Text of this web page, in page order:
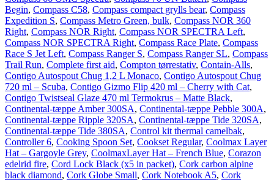
Begin, Compass C58, Compass compact grylls bear, Compass
Expedition S, Compass Metro Green, bulk, Compass NOR 360
Right, Compass NOR Right, Compass NOR SPECTRA Left,
Compass NOR SPECTRA Right, Compass Race Plate, Compass
Race S Jet Left, Compass Ranger S, Compass Ranger SL, Compass
Trail Run, Complete first aid, Compton tørrestativ, Contain-Alls,
Contigo Autospout Chug 1,2 L Monaco, Contigo Autospout Chug
720 ml – Scuba, Contigo Gizmo Flip 420 ml – Cherry with Cat,
Contigo Twistseal Glaze 470 ml Termokrus – Matte Black,
Continental-tæppe Amber 300SA, Continental-tæppe Pebble 300A,
Continental-tæppe Ripple 320SA, Continental-tæppe Tide 320SA,
Continental-tæppe Tide 380SA, Control kit thermal camelbak,
Controller 6, Cooking Spoon Set, Cookset Regular, Coolmax Layer
Hat – Gargoyle Grey, CoolmaxLayer Hat – French Blue, Corazon
edelrid fire, Cord Lock Black (x5 in packet), Cork carbon alpine
black diamond, Cork Globe Small, Cork Notebook A5, Cork